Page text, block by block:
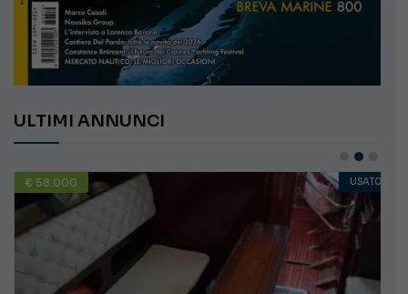
ULTIMI ANNUNCI
€ 58.000 USATO